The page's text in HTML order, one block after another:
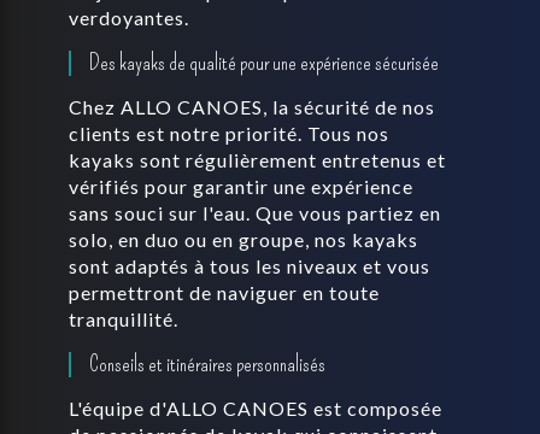
verdoyantes.
Des kayaks de qualité pour une expérience sécurisée
Chez ALLO CANOES, la sécurité de nos
clients est notre priorité. Tous nos
kayaks sont régulièrement entretenus et
vérifiés pour garantir une expérience
sans souci sur l'eau. Que vous partiez en
solo, en duo ou en groupe, nos kayaks
sont adaptés à tous les niveaux et vous
permettront de naviguer en toute
tranquillité.
Conseils et itinéraires personnalisés
L'équipe d'ALLO CANOES est composée